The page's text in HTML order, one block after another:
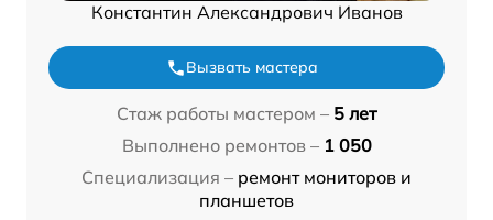
Константин Александрович Иванов
Вызвать мастера
Стаж работы мастером – 5 лет
Выполнено ремонтов – 1 050
Специализация – ремонт мониторов и
планшетов